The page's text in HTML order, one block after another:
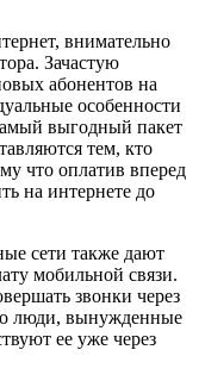
внимательно
Зачастую
абонентов на
особенности
выгодный пакет
тем, кто
что оплатив вперед
на интернете до
сети также дают
мобильной связи.
звонки через
люди, вынужденные
ее уже через